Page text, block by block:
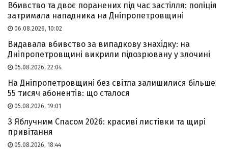
Вбивство та двоє поранених під час застілля: поліція
затримала нападника на Дніпропетровщині
06.08.2026, 10:02
Видавала вбивство за випадкову знахідку: на
Дніпропетровщині викрили підозрювану у злочині
05.08.2026, 22:04
На Дніпропетровщині без світла залишилися більше
55 тисяч абонентів: що сталося
05.08.2026, 19:01
З Яблучним Спасом 2026: красиві листівки та щирі
привітання
05.08.2026, 18:44